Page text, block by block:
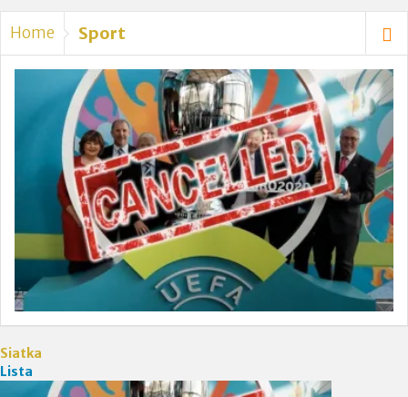
Ogłoszono Szybsze Pociągi i Rozszerzony Rozkład
Nauczycielka, która heroicznie broniła dzieci podczas
ataku nożownika opuściła OIOM
24-godzinna Ochrona Domów Leo Varadkara i Micheala
Martina.
Tragiczne utonięcie matki pięciorga dzieci w hrabstwie
Kerry.
Leo Varadkar: „Nie ma związku między
przestępczością a migracją” [VIDEO]
Zamordowała dwójkę swoich małych dzieci
Home Sport
Siatka
Lista